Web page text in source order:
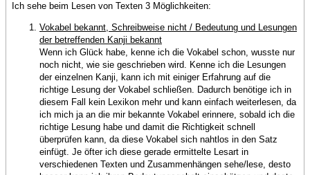
Ich sehe beim Lesen von Texten 3 Möglichkeiten:
Vokabel bekannt, Schreibweise nicht / Bedeutung und Lesungen
der betreffenden Kanji bekannt
Wenn ich Glück habe, kenne ich die Vokabel schon, wusste nur
noch nicht, wie sie geschrieben wird. Kenne ich die Lesungen
der einzelnen Kanji, kann ich mit einiger Erfahrung auf die
richtige Lesung der Vokabel schließen. Dadurch benötige ich in
diesem Fall kein Lexikon mehr und kann einfach weiterlesen, da
ich mich ja an die mir bekannte Vokabel erinnere, sobald ich die
richtige Lesung habe und damit die Richtigkeit schnell
überprüfen kann, da diese Vokabel sich nahtlos in den Satz
einfügt. Je öfter ich diese gerade ermittelte Lesart in
verschiedenen Texten und Zusammenhängen sehe/lese, desto